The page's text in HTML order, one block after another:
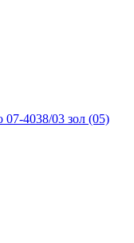
4038/03 зол (05)